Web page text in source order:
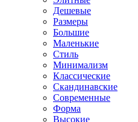
Дешевые
Размеры
Большие
Маленькие
Стиль
Минимализм
Классические
Скандинавские
Современные
Форма
Высокие